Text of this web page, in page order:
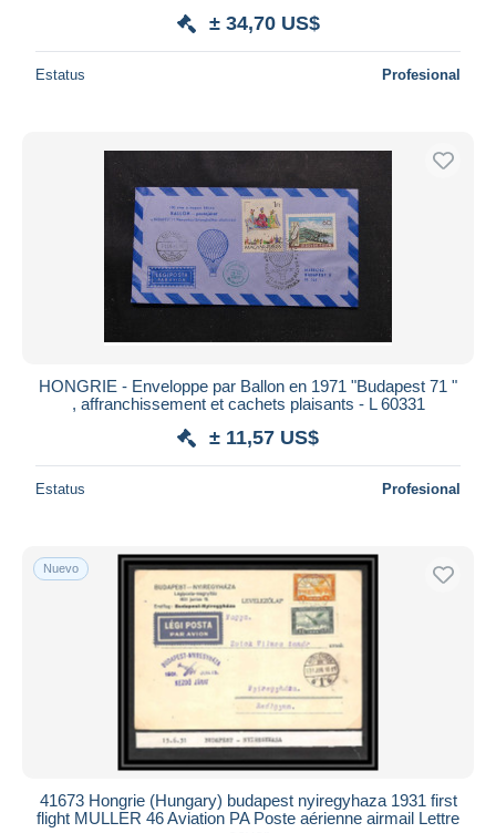
± 34,70 US$
Estatus Profesional
HONGRIE - Enveloppe par Ballon en 1971 "Budapest 71 "
, affranchissement et cachets plaisants - L 60331
± 11,57 US$
Estatus Profesional
Nuevo
41673 Hongrie (Hungary) budapest nyiregyhaza 1931 first
flight MULLER 46 Aviation PA Poste aérienne airmail Lettre